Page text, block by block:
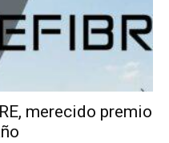
merecido premio